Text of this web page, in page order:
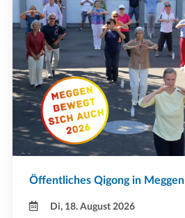
Öffentliches Qigong in Meggen
Di, 18. August 2026